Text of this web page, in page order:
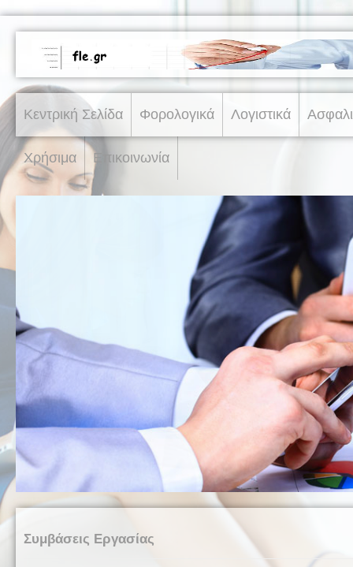
Κεντρική Σελίδα Φορολογικά Λογιστικά
Χρήσιμα Επικοινωνία
Συμβάσεις Εργασίας